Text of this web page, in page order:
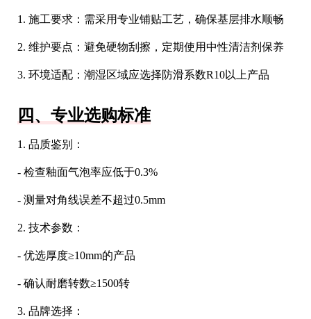
1. 施工要求：需采用专业铺贴工艺，确保基层排水顺畅
2. 维护要点：避免硬物刮擦，定期使用中性清洁剂保养
3. 环境适配：潮湿区域应选择防滑系数R10以上产品
四、专业选购标准
1. 品质鉴别：
- 检查釉面气泡率应低于0.3%
- 测量对角线误差不超过0.5mm
2. 技术参数：
- 优选厚度≥10mm的产品
- 确认耐磨转数≥1500转
3. 品牌选择：